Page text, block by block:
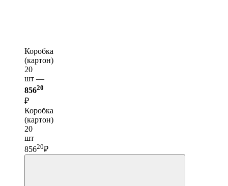
Коробка
(картон)
20
шт —
85620
₽
Коробка
(картон)
20
шт
85620₽